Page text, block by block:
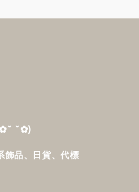
˘✿)
品、日貨、代標